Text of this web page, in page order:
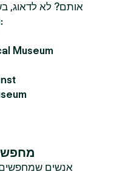
אותם? לא לדאוג,
והרעיונות הכי טובים לדייטים בעיר:
Museum
אנשים שמחפשים